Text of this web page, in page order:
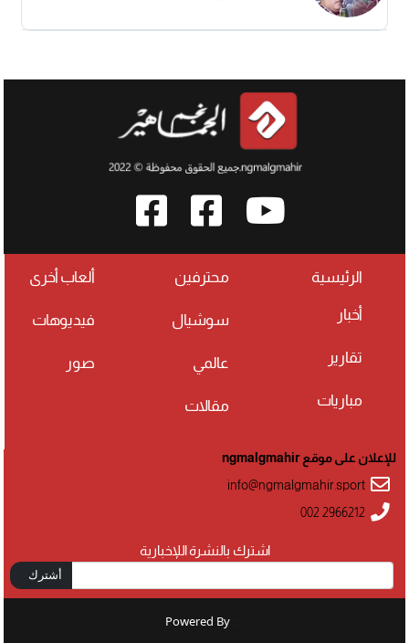
الرئيسية
أخبار
تقارير
مباريات
محترفين
سوشيال
عالمي
مقالات
ألعاب أخرى
فيديوهات
صور
اشترك بالنشرة اللإخبارية
أشترك
للإعلان على موقع ngmalgmahir
info@ngmalgmahir.sport
002 2966212
Powered By